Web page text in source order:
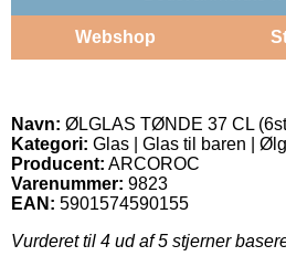
Webshop
Navn: ØLGLAS TØNDE 37 CL
Kategori: Glas | Glas til baren |
Producent: ARCOROC
Varenummer: 9823
EAN: 5901574590155
Vurderet til 4 ud af 5 stjerner